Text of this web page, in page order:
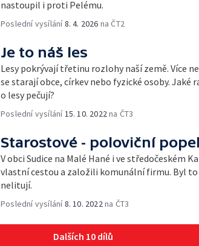
nastoupil i proti Pelému.
Poslední vysílání8. 4. 2026 na ČT2
Je to náš les
Lesy pokrývají třetinu rozlohy naší země. Více
se starají obce, církev nebo fyzické osoby.
o lesy pečují?
Poslední vysílání15. 10. 2022na ČT3
Starostové - poloviční
V obci Sudice na Malé Hané i ve středočeském
vlastní cestou a založili komunální firmu. Byl
nelitují.
Poslední vysílání8. 10. 2022na ČT3
Dalších 10 dílů